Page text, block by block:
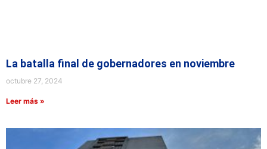
La batalla final de gobernadores en noviembre
octubre 27, 2024
Leer más »